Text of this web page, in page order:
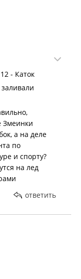
Владивостоке
работать этой
- Каток
Змеинки
а на деле
по
и спорту?
на лед
ответить